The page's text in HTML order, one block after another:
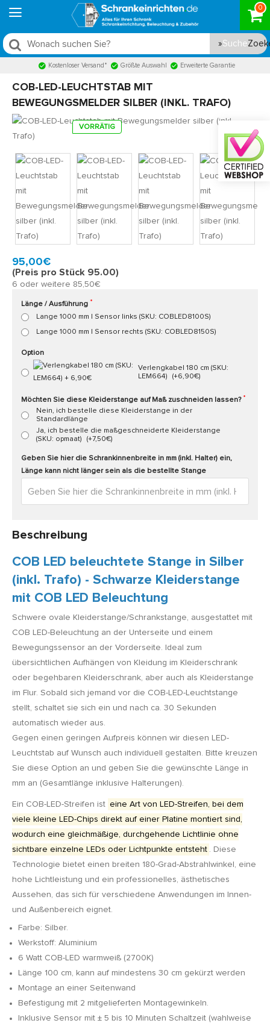
0
Suche
Kostenloser Versand* Größte Auswahl Erweiterte Garantie
COB-LED-LEUCHTSTAB MIT
BEWEGUNGSMELDER SILBER (INKL. TRAFO)
VORRÄTIG
Schnell zu Hause, 2 bis 3 Werktagen
95,00€
(Preis pro Stück 95.00)
6 oder weitere 85,50€
Länge / Ausführung
Lange 1000 mm | Sensor links (SKU: COBLED8100S)
Lange 1000 mm | Sensor rechts (SKU: COBLED8150S)
Option
Verlengkabel 180 cm (SKU:
LEM664)
(+6,90€)
Möchten Sie diese Kleiderstange auf Maß zuschneiden lassen?
Nein, ich bestelle diese Kleiderstange in der
Standardlänge
Ja, ich bestelle die maßgeschneiderte Kleiderstange
(SKU: opmaat)
(+7,50€)
Geben Sie hier die Schrankinnenbreite in mm (inkl. Halter) ein,
Länge kann nicht länger sein als die bestellte Stange
Beschreibung
COB LED beleuchtete Stange in Silber
(inkl. Trafo) - Schwarze Kleiderstange
mit COB LED Beleuchtung
Schwere ovale Kleiderstange/Schrankstange, ausgestattet mit
COB LED-Beleuchtung an der Unterseite und einem
Bewegungssensor an der Vorderseite. Ideal zum
übersichtlichen Aufhängen von Kleidung im Kleiderschrank
oder begehbaren Kleiderschrank, aber auch als Kleiderstange
im Flur. Sobald sich jemand vor die COB-LED-Leuchtstange
stellt, schaltet sie sich ein und nach ca. 30 Sekunden
automatisch wieder aus.
Gegen einen geringen Aufpreis können wir diesen LED-
Leuchtstab auf Wunsch auch individuell gestalten. Bitte kreuzen
Sie diese Option an und geben Sie die gewünschte Länge in
mm an (Gesamtlänge inklusive Halterungen).
Ein COB-LED-Streifen ist eine Art von LED-Streifen, bei dem
viele kleine LED-Chips direkt auf einer Platine montiert sind,
wodurch eine gleichmäßige, durchgehende Lichtlinie ohne
sichtbare einzelne LEDs oder Lichtpunkte entsteht . Diese
Technologie bietet einen breiten 180-Grad-Abstrahlwinkel, eine
hohe Lichtleistung und ein professionelles, ästhetisches
Aussehen, das sich für verschiedene Anwendungen im Innen-
und Außenbereich eignet.
Farbe: Silber.
Werkstoff: Aluminium
6 Watt COB-LED warmweiß (2700K)
Länge 100 cm, kann auf mindestens 30 cm gekürzt werden
Montage an einer Seitenwand
Befestigung mit 2 mitgelieferten Montagewinkeln.
Inklusive Sensor mit ± 5 bis 10 Minuten Schaltzeit (wahlweise